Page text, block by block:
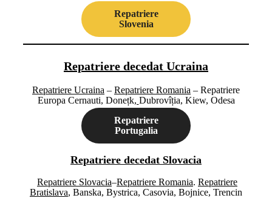
Repatriere
Slovenia
Repatriere decedat Ucraina
Repatriere Ucraina – Repatriere Romania – Repatriere
Europa Cernauti, Donețk, Dubrovîția, Kiew, Odesa
Repatriere
Portugalia
Repatriere decedat Slovacia
Repatriere Slovacia–Repatriere Romania. Repatriere
Bratislava, Banska, Bystrica, Casovia, Bojnice, Trencin